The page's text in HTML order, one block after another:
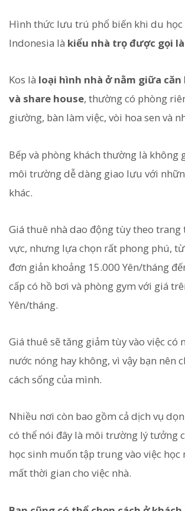
Hình thức lưu trú phổ biến khi du học
Indonesia là kiểu nhà trọ được gọi
Kos là loại hình nhà ở nằm giữa
và share house, thường có phòng
giường, bàn làm việc, vòi hoa sen và
Bếp và phòng khách thường là không
môi trường dễ dàng giao lưu với
khác.
Giá thuê nhà dao động tùy theo trang
vực, nhưng lựa chọn rất phong phú,
đơn giản khoảng 15.000 Yên/tháng
cấp có hồ bơi và phòng gym với giá
Yên/tháng.
Giá thuê sẽ tăng giảm tùy vào việc có
nước nóng hay không, vì vậy bạn nên
cách sống của mình.
Nhiều nơi còn bao gồm cả dịch vụ
có thể nói đây là môi trường lý tưởng
học sinh muốn tập trung vào việc học
mất thời gian cho việc nhà.